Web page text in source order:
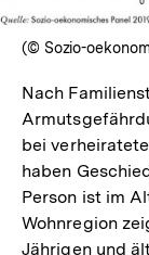
(© Sozio-
Nach
bei
haben
Person ist im
Wohnregion
Jährigen und